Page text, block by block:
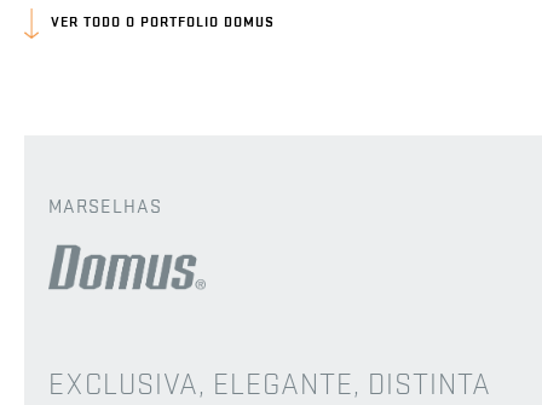
VER TODO O PORTFOLIO DOMUS
MARSELHAS
EXCLUSIVA, ELEGANTE, DISTINTA